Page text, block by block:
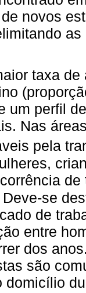
novos
taxa
um perfil
Nas
pela
Deve-se
de
entre
dos
são
domicílio